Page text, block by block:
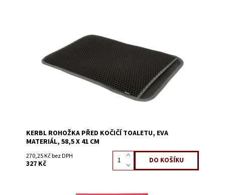
58203B
KERBL ROHOŽKA PŘED KOČIČÍ TOALETU, EVA
MATERIÁL, 58,5 X 41 CM
270,25 Kč bez DPH
327 Kč